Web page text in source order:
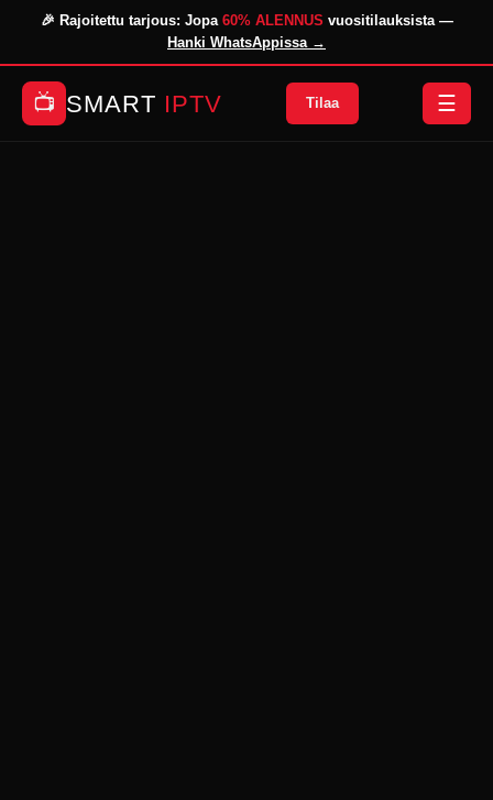
🎉 Rajoitettu tarjous: Jopa 60% ALENNUS vuositilauksista —
Hanki WhatsAppissa →
📺 SMART IPTV Tilaa ☰